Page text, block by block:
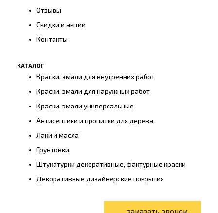
Отзывы
Скидки и акции
Контакты
КАТАЛОГ
Краски, эмали для внутренних работ
Краски, эмали для наружных работ
Краски, эмали универсальные
Антисептики и пропитки для дерева
Лаки и масла
Грунтовки
Штукатурки декоративные, фактурные краски
Декоративные дизайнерские покрытия